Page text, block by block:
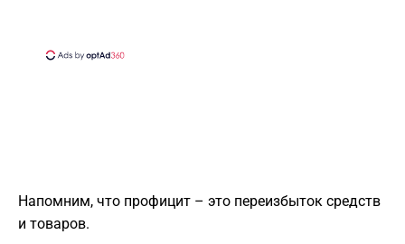
Напомним, что профицит – это переизбыток средств
и товаров.